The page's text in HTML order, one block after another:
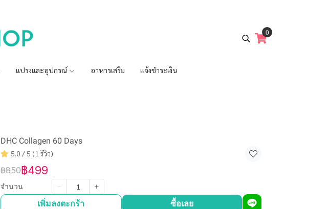
0
แปรงและอุปกรณ์ อาหารเสริม แจ้งชำระเงิน
DHC Collagen 60 Days
5.0 / 5 (1 รีวิว)
฿850฿499
จำนวน
เพิ่มลงตะกร้า ซื้อเลย